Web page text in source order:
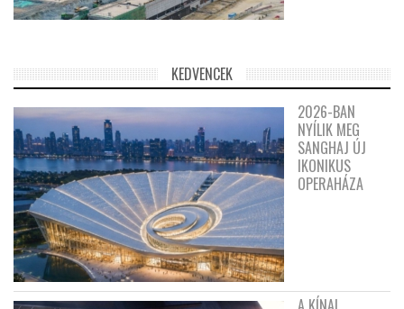
KEDVENCEK
2026-BAN
NYÍLIK MEG
SANGHAJ ÚJ
IKONIKUS
OPERAHÁZA